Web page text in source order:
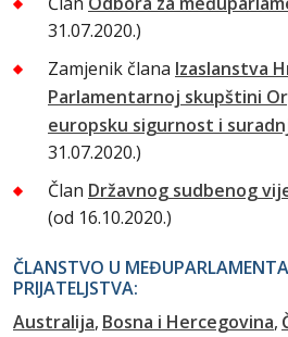
31.07.2020.)
Zamjenik člana Izaslanstva
Parlamentarnoj skupštini
europsku sigurnost i
31.07.2020.)
Član Državnog sudbenog
(od 16.10.2020.)
ČLANSTVO U
PRIJATELJSTVA:
Australija Bosna i Hercegovina